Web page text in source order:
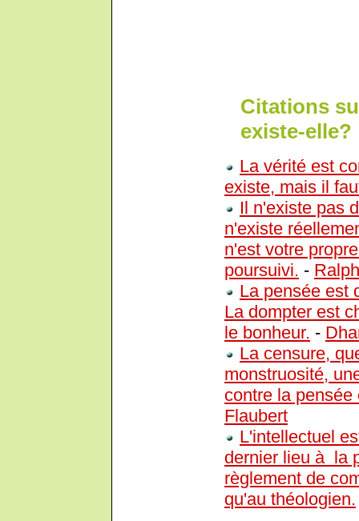
Citations
existe-elle?
La vérité est
existe, mais il
Il n'existe pas
n'existe
n'est votre
poursuivi. -
La pensée est
La dompter est
le bonheur. -
La censure,
monstruosité,
contre la
Flaubert
L'intellectuel
dernier lieu à la
règlement de
qu'au théologien.